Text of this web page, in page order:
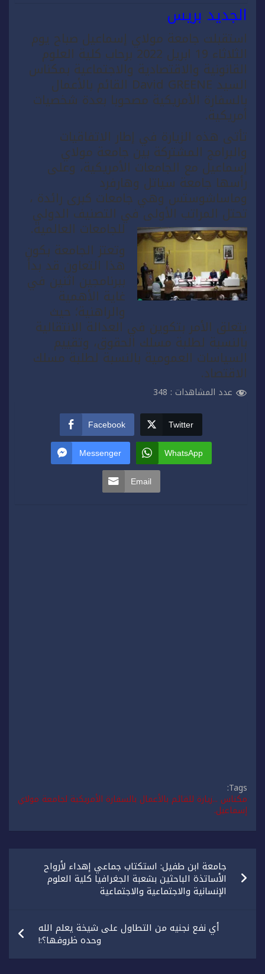
الجديد بريس
استقبلت جامعة مولاي إسماعيل صباح يوم
الثلاثاء 19 ابريل 2022 برحاب كلية العلوم
القانونية والاقتصادية والاجتماعية بمكناس
السيد David GREENE القائم بالأعمال
بالسفارة الأمريكية مصحوبا بعدة شخصيات
أمريكية.
تأتى هذه الزيارة في إطار الاتفاقيات
والبرامج المشتركة بين جامعة مولاي
إسماعيل مع الجامعات الأمريكية، وعلى
رأسها جامعة سياتل وهارفرد
وماساشوستس وهي جامعات كبرى رائدة ،
تحتل المراتب الأولى في التصنيف الدولي
للجامعات العالمية.
وتعتز الجامعة بكون
هذا التعاون قد بدأ
ببرنامجين اثنين في
غاية الأهمية
والراهنية؛ حيث
يتعلق الأمر بتكوين في العدالة الانتقالية
بالنسبة لطلبة مسلك الحقوق، وتقييم
السياسات العمومية بالنسبة لطلبة مسلك
الاقتصاد.
عدد المشاهدات : 348
Facebook Twitter
Messenger WhatsApp
Email
Tags:
مكناس ...زيارة للقائم بالأعمال بالسفارة الأمريكية لجامعة مولاي
إسماعيل.
تصفّح
المقالاتجامعة ابن طفيل: استكتاب جماعي إهداء لأرواح
الأساتذة الباحثين بشعبة الجغرافيا كلية العلوم
الإنسانية والاجتماعية والاجتماعية
أي نفع نجنيه من التطاول على شيخة يعلم الله
وحده ظروفها؟:!